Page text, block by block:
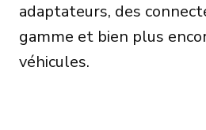
adaptateurs, des
gamme et bien plus
véhicules.